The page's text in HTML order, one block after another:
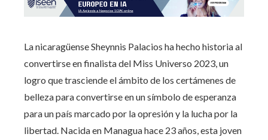
La nicaragüense Sheynnis Palacios ha hecho historia al
convertirse en finalista del Miss Universo 2023, un
logro que trasciende el ámbito de los certámenes de
belleza para convertirse en un símbolo de esperanza
para un país marcado por la opresión y la lucha por la
libertad. Nacida en Managua hace 23 años, esta joven